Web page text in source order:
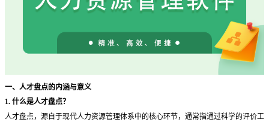
一、人才盘点的内涵与意义
1. 什么是人才盘点？
人才盘点，源自于现代人力资源管理体系中的核心环节，通常指通过科学的评价工